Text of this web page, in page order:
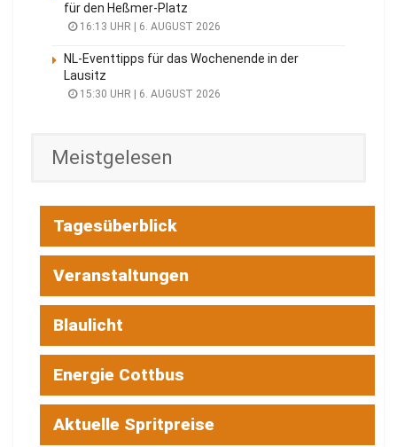
für den Heßmer-Platz
16:13 UHR | 6. AUGUST 2026
NL-Eventtipps für das Wochenende in der
Lausitz
15:30 UHR | 6. AUGUST 2026
Meistgelesen
Tagesüberblick
Veranstaltungen
Blaulicht
Energie Cottbus
Aktuelle Spritpreise